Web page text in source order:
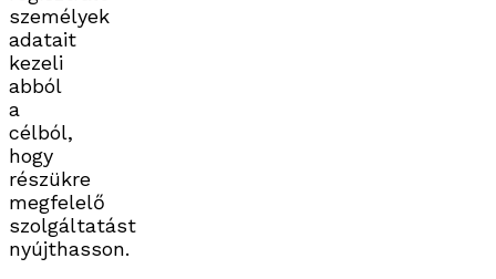
személyek
adatait
kezeli
abból
a
célból,
hogy
részükre
megfelelő
szolgáltatást
nyújthasson.